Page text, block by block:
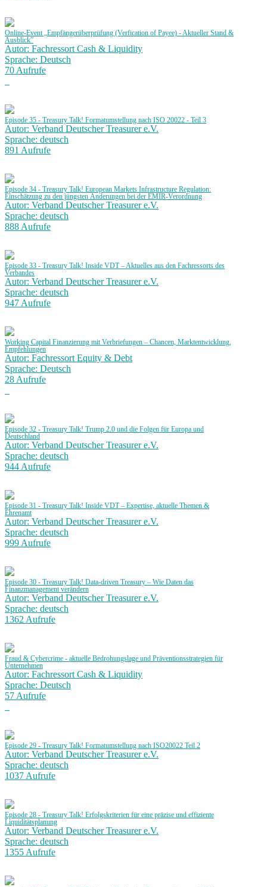
Online-Event „Empfängerüberprüfung (Verfication of Payee) - Aktueller Stand &
Ausblick”
Autor: Fachressort Cash & Liquidity
Sprache: Deutsch
70 Aufrufe
Episode 35 - Treasury Talk! Formatumstellung nach ISO 20022 - Teil 3
Autor: Verband Deutscher Treasurer e.V.
Sprache: deutsch
891 Aufrufe
Episode 34 - Treasury Talk! European Markets Infrastructure Regulation:
Einschätzung zu den jüngsten Änderungen bei der EMIR-Verordnung
Autor: Verband Deutscher Treasurer e.V.
Sprache: deutsch
888 Aufrufe
Episode 33 - Treasury Talk! Inside VDT – Aktuelles aus den Fachressorts des
Verbandes
Autor: Verband Deutscher Treasurer e.V.
Sprache: deutsch
947 Aufrufe
Working Capital Finanzierung mit Verbriefungen – Chancen, Marktentwicklung,
Empfehlungen
Autor: Fachressort Equity & Debt
Sprache: Deutsch
28 Aufrufe
Episode 32 - Treasury Talk! Trump 2.0 und die Folgen für Europa und
Deutschland
Autor: Verband Deutscher Treasurer e.V.
Sprache: deutsch
944 Aufrufe
Episode 31 - Treasury Talk! Inside VDT – Expertise, aktuelle Themen &
Ehrenamt
Autor: Verband Deutscher Treasurer e.V.
Sprache: deutsch
999 Aufrufe
Episode 30 - Treasury Talk! Data-driven Treasury – Wie Daten das
Finanzmanagement verändern
Autor: Verband Deutscher Treasurer e.V.
Sprache: deutsch
1362 Aufrufe
Fraud & Cybercrime - aktuelle Bedrohungslage und Präventionsstrategien für
Unternehmen
Autor: Fachressort Cash & Liquidity
Sprache: Deutsch
57 Aufrufe
Episode 29 - Treasury Talk! Formatumstellung nach ISO20022 Teil 2
Autor: Verband Deutscher Treasurer e.V.
Sprache: deutsch
1037 Aufrufe
Episode 28 - Treasury Talk! Erfolgskriterien für eine präzise und effiziente
Liquiditätsplanung
Autor: Verband Deutscher Treasurer e.V.
Sprache: deutsch
1355 Aufrufe